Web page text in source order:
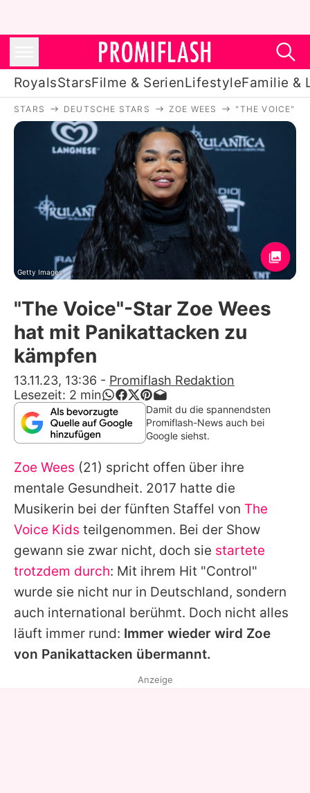
RoyalsStarsFilme & SerienLifestyleFamilie &
Royals
Stars
Filme & Serien
Lifestyle
Familie & Liebe
Promiflash Exklusiv
Alle Themen auf Promiflash
App runterladen
Team
Redaktionelle Richtlinien
Impressum
Datenschutzerklärung
Nutzungsbedingungen
Utiq verwalten
STARS DEUTSCHE STARS ZOE WEES "THE VOICE"-
Getty Images
"The Voice"-Star Zoe Wees
hat mit Panikattacken zu
kämpfen
13.11.23, 13:36 - Promiflash Redaktion
Lesezeit: 2 min
Damit du die spannendsten
Promiflash-News auch bei
Google siehst.
Zoe Wees (21) spricht offen über ihre
mentale Gesundheit. 2017 hatte die
Musikerin bei der fünften Staffel von The
Voice Kids teilgenommen. Bei der Show
gewann sie zwar nicht, doch sie startete
trotzdem durch: Mit ihrem Hit "Control"
wurde sie nicht nur in Deutschland, sondern
auch international berühmt. Doch nicht alles
läuft immer rund: Immer wieder wird Zoe
von Panikattacken übermannt.
Anzeige